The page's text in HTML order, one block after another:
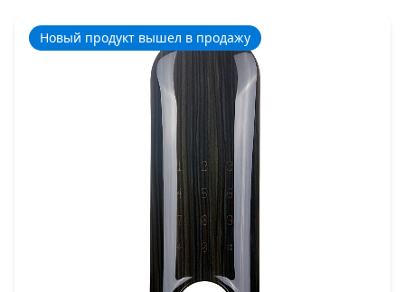
Новый продукт вышел в продажу